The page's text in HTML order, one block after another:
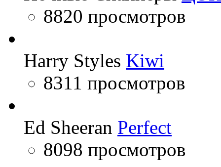
8820 просмотров
Harry Styles Kiwi
8311 просмотров
Ed Sheeran Perfect
8098 просмотров